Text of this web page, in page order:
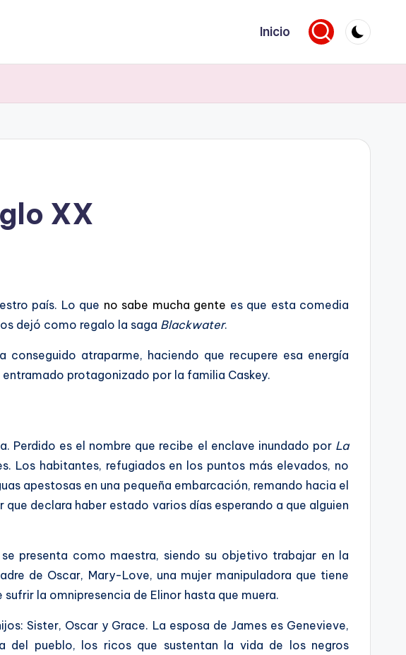
Inicio
XX
país. Lo que no sabe mucha gente es que esta comedia
dejó como regalo la saga Blackwater.
atraparme, haciendo que recupere esa energía
entramado protagonizado por la familia Caskey.
Perdido es el nombre que recibe el enclave inundado por La
Los habitantes, refugiados en los puntos más elevados, no
apestosas en una pequeña embarcación, remando hacia el
declara haber estado varios días esperando a que alguien
presenta como maestra, siendo su objetivo trabajar en la
de Oscar, Mary-Love, una mujer manipuladora que tiene
la omnipresencia de Elinor hasta que muera.
Sister, Oscar y Grace. La esposa de James es Genevieve,
pueblo, los ricos que sustentan la vida de los negros